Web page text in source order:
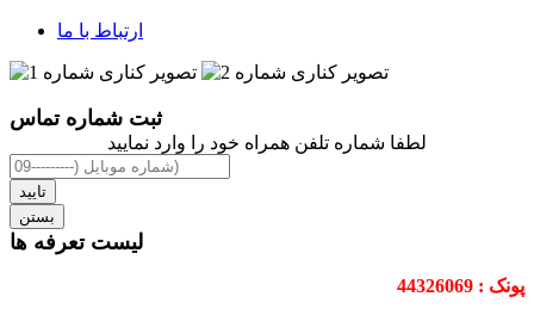
ارتباط با ما
ثبت شماره تماس
لطفا شماره تلفن همراه خود را وارد نمایید
تایید
بستن
لیست تعرفه ها
پونک : 44326069